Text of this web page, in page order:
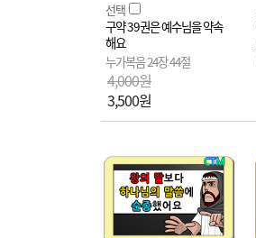
선택
구약 39권은 예수님을 약속
해요
누가복음 24장 44절
4,000원
3,500원